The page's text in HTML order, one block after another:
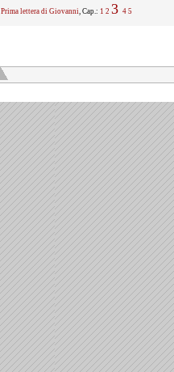
Prima lettera di Giovanni, Cap.: 1 2 3 4 5